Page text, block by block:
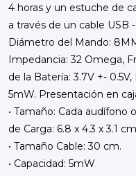
4 horas y un estuche de
a través de un cable USB
Diámetro del Mando:
Impedancia: 32 Omega,
de la Batería: 3.7V +-
5mW. Presentación en
• Tamaño: Cada audífono
de Carga: 6.8 x 4.3 x 3.1
• Tamaño Cable: 30 cm.
• Capacidad: 5mW